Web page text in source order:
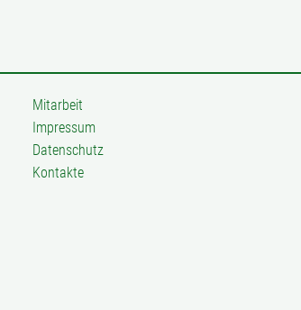
Mitarbeit
Impressum
Datenschutz
Kontakte